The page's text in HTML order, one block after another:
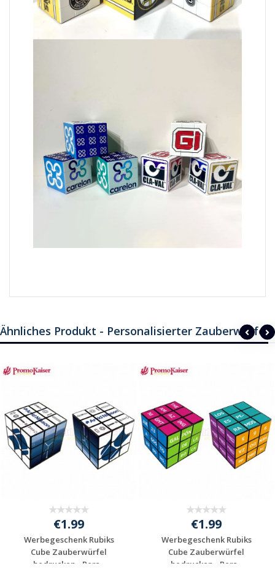
Ähnliches Produkt - Personalisierter Zauberwürfel
€1.99
Werbegeschenk Rubiks
Cube Zauberwürfel
bedrucken - Pers...
€1.99
Werbegeschenk Rubiks
Cube Zauberwürfel
bedrucken - Pers...